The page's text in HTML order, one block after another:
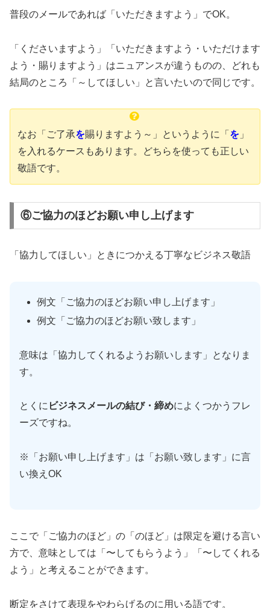
普段のメールであれば「いただきますよう」でOK。
「くださいますよう」「いただきますよう・いただけます
よう・賜りますよう」はニュアンスが違うものの、どれも
結局のところ「～してほしい」と言いたいので同じです。
なお「ご了承を賜りますよう～」というように「 を 」
を入れるケースもあります。どちらを使っても正しい
敬語です。
⑥ご協力のほどお願い申し上げます
「協力してほしい」ときにつかえる丁寧なビジネス敬語
例文「ご協力のほどお願い申し上げます」
例文「ご協力のほどお願い致します」
意味は「協力してくれるようお願いします」となりま
す。
とくに ビジネスメールの結び・締めによくつかうフレ
ーズですね。
※「お願い申し上げます」は「お願い致します」に言
い換えOK
ここで「ご協力のほど」の「のほど」は限定を避ける言い
方で、意味としては「〜してもらうよう」「〜してくれる
よう」と考えることができます。
断定をさけて表現をやわらげるのに用いる語です。